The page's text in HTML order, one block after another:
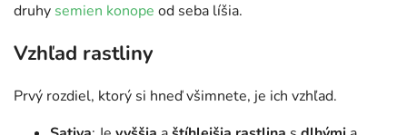
druhy semien konope od seba líšia.
Vzhľad rastliny
Prvý rozdiel, ktorý si hneď všimnete, je ich vzhľad.